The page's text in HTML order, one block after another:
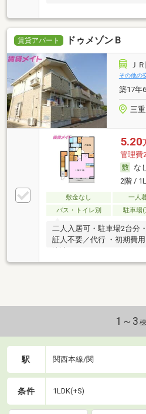
賃貸アパート ドゥメゾンＢ
Ｊ
その他の
築17年
三
5.20
管理費
な
2階 /
敷金なし 一人
バス・トイレ別
駐車場
二人入居可・駐車場2台分
証人不要／代行 ・初期費
1～3 棟
駅 関西本線/関
条件 1LDK(+S)